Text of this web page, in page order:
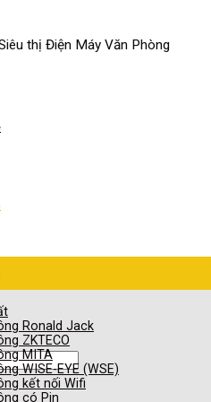
thị Điện Máy Văn Phòng
Ronald Jack
ZKTECO
MITA
WISE-EYE (WSE)
kết nối Wifi
có Pin